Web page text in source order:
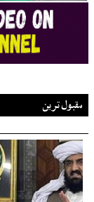
مقبول ترین